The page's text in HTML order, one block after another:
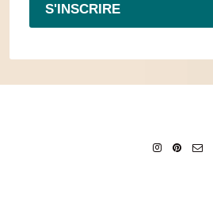
S'INSCRIRE